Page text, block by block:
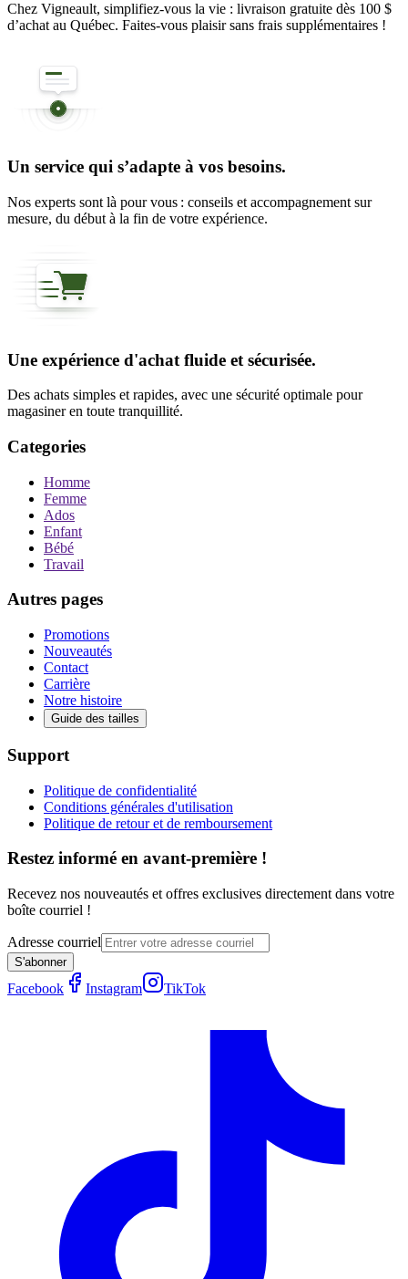
Chez Vigneault, simplifiez-vous la vie : livraison gratuite dès 100 $
d’achat au Québec. Faites-vous plaisir sans frais supplémentaires !
Un service qui s’adapte à vos besoins.
Nos experts sont là pour vous : conseils et accompagnement sur
mesure, du début à la fin de votre expérience.
Une expérience d'achat fluide et sécurisée.
Des achats simples et rapides, avec une sécurité optimale pour
magasiner en toute tranquillité.
Categories
Homme
Femme
Ados
Enfant
Bébé
Travail
Autres pages
Promotions
Nouveautés
Contact
Carrière
Notre histoire
Guide des tailles
Support
Politique de confidentialité
Conditions générales d'utilisation
Politique de retour et de remboursement
Restez informé en avant-première !
Recevez nos nouveautés et offres exclusives directement dans votre
boîte courriel !
Adresse courriel
S'abonner
Facebook Instagram TikTok